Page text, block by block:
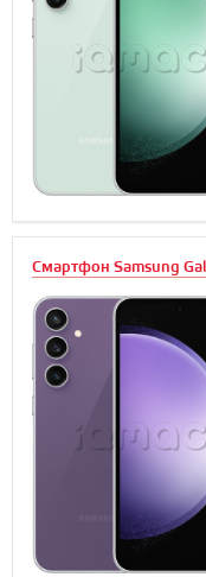
Смартфон Samsung